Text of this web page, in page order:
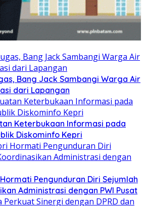
Bang Jack Sambangi Warga Air
dari Lapangan
Keterbukaan Informasi pada
Diskominfo Kepri
Pengunduran Diri Sejumlah
Administrasi dengan PWI Pusat